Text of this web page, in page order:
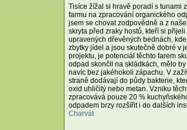
Tisíce žížal si hravě poradí s tunami
farmu na zpracování organického
jsem se chovat zodpovědně a z
skryta před zraky hostů, kteří si
upravených dřevěných bednách,
zbytky jídel a jsou skutečně dobré v
projektu, je potenciál těchto farem
odpad skončil na skládkách, mělo
navíc bez jakéhokoli zápachu. V
straně dodávají do půdy bakterie,
oxid uhličitý nebo metan. Vzniku
zpracovává pouze 20 %
odpadem brzy rozšířit i do dalších
Charvát